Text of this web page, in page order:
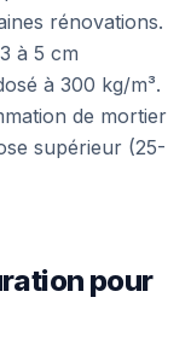
rénovations.
à 5 cm
à 300 kg/m³.
de mortier
supérieur (25-
pour